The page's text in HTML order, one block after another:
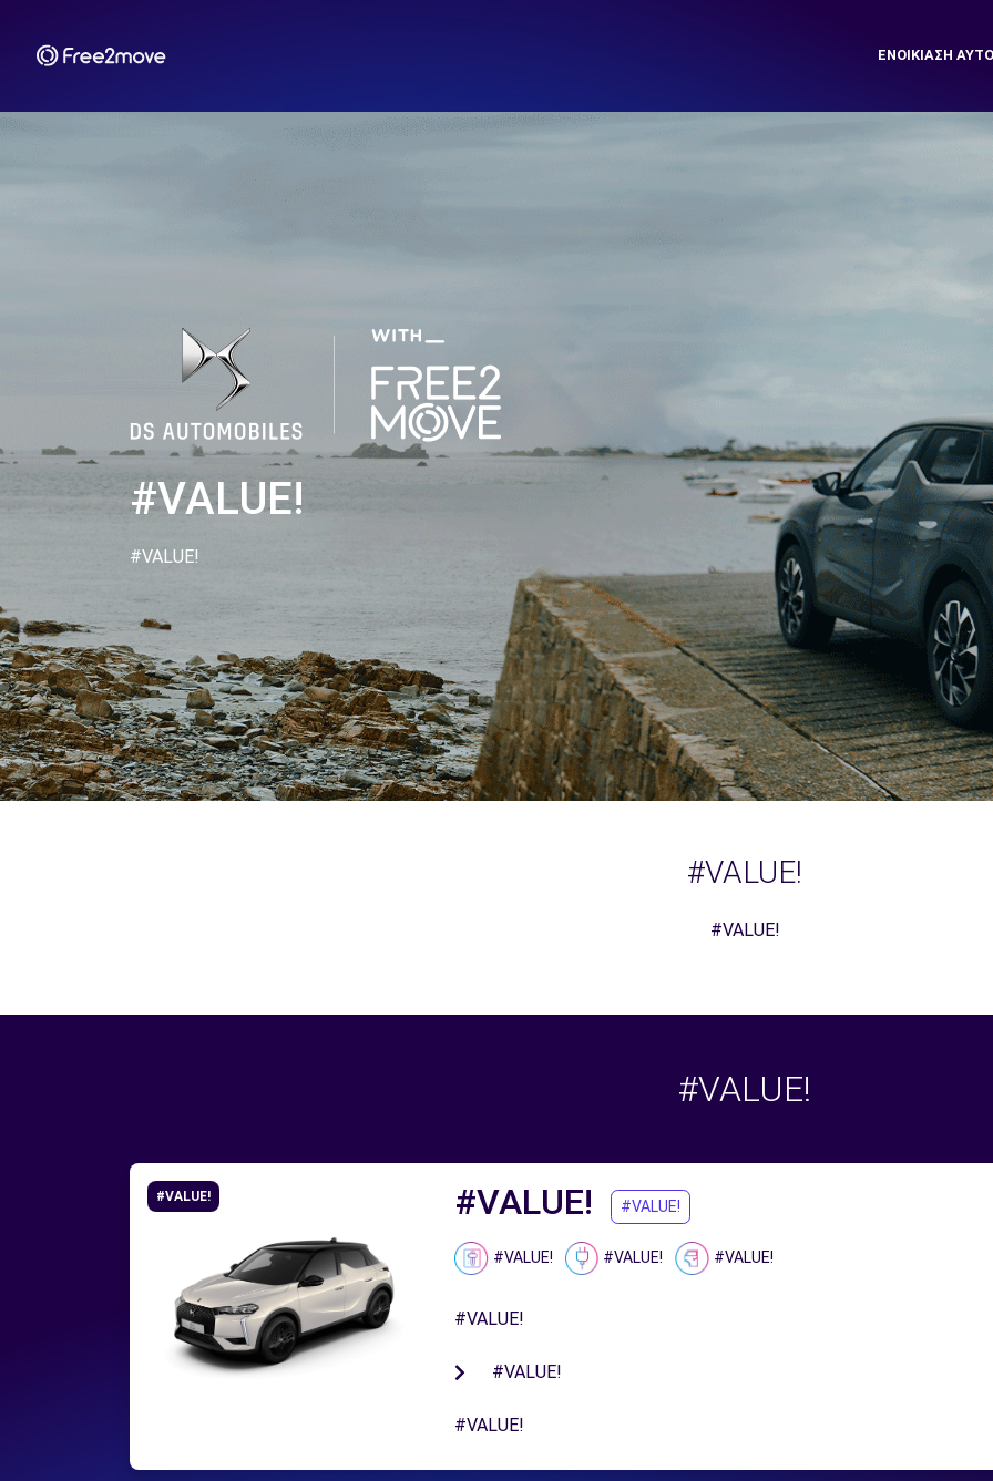
ΕΝΟΙΚΊΑΣΗ
#VALUE!
#VALUE!
#VALUE!
#VALUE!
#VALUE!
#VALUE! #VALUE! #VALUE!
#VALUE! #VALUE! #VALUE!
#VALUE!
#VALUE!
#VALUE!